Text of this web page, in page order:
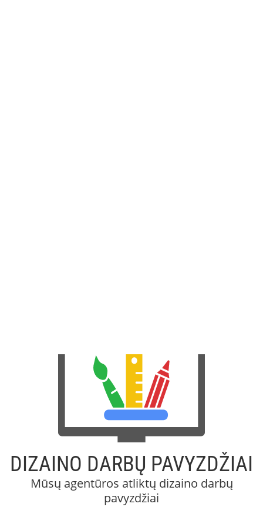
DIZAINO DARBŲ PAVYZDŽIAI
Mūsų agentūros atliktų dizaino darbų
pavyzdžiai